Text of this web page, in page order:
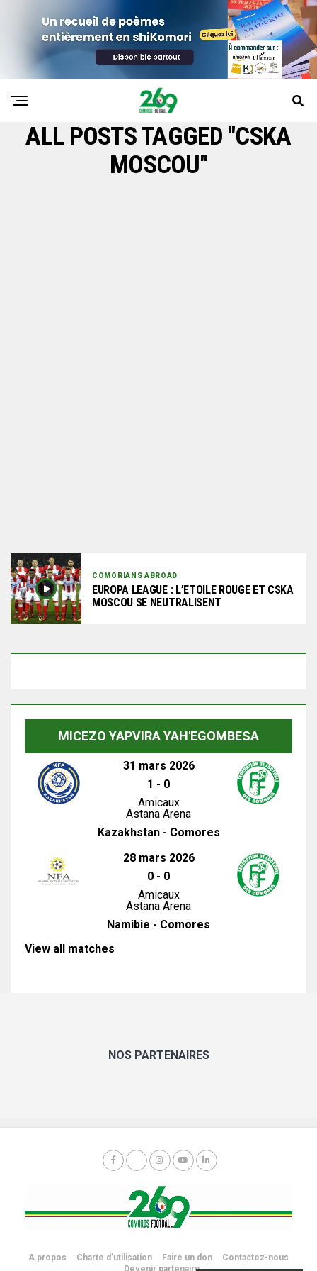
ALL POSTS TAGGED "CSKA
MOSCOU"
COMORIANS ABROAD
EUROPA LEAGUE : L’ETOILE ROUGE ET CSKA
MOSCOU SE NEUTRALISENT
MICEZO YAPVIRA YAH'EGOMBESA
31 mars 2026
1 - 0
Amicaux
Astana Arena
Kazakhstan - Comores
28 mars 2026
0 - 0
Amicaux
Astana Arena
Namibie - Comores
View all matches
NOS PARTENAIRES
A propos Charte d’utilisation Faire un don
Contactez-nous
Devenir partenaire